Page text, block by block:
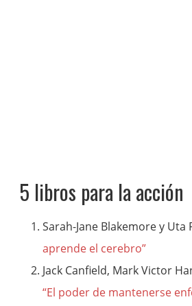
5 libros para la acción
Sarah-Jane Blakemore y Uta
aprende el cerebro”
Jack Canfield, Mark Victor
“El poder de mantenerse